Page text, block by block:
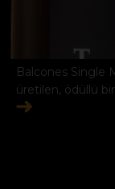
Balcones Single
üretilen, ödüllü